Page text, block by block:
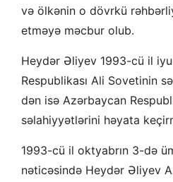
və ölkənin o dövrkü
etməyə məcbur olub.
Heydər Əliyev 1993-cü il
Respublikası Ali Sovetinin
dən isə Azərbaycan
səlahiyyətlərini həyata
1993-cü il oktyabrın 3-də
nəticəsində Heydər Əliyev